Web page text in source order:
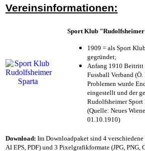
Vereinsinformationen:
Sport Klub
1909 = als Sport
gegründet;
Anfang 1910 Beitritt
Fussball Verband (Ö.
Problemen wurde
eingestellt und der
Rudolfsheimer
(Quelle: Neues
01.10.1910)
Download: Im Downloadpaket sind 4
AI EPS, PDF) und 3 Pixelgrafikformate (JPG, PNG,